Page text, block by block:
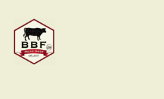
content